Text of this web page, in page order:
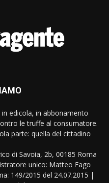
in edicola, in abbonamento
le truffe al consumatore.
parte: quella del cittadino
di Savoia, 2b, 00185 Roma
unico: Matteo Fago
149/2015 del 24.07.2015 |